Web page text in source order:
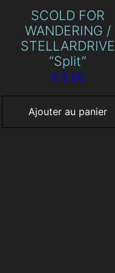
SCOLD FOR
WANDERING /
STELLARDRIVE
“Split”
€ 5.00
Ajouter au panier